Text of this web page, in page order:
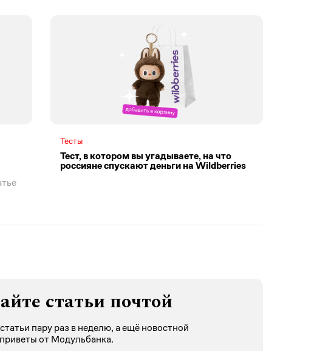
Тесты
Тест, в котором вы угадываете, на что
россияне спускают деньги на Wildberries
статьи почтой
пару раз в неделю, а ещё новостной
от Модульбанка.